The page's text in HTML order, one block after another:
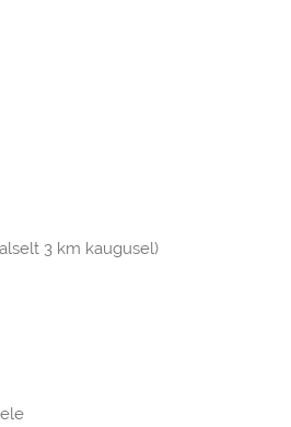
3 km kaugusel)